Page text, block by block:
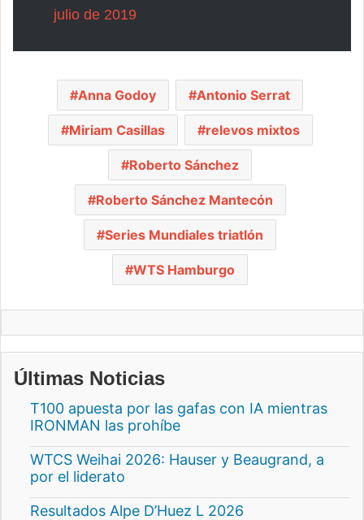
julio de 2019
Anna Godoy Antonio Serrat
Miriam Casillas relevos mixtos
Roberto Sánchez
Roberto Sánchez Mantecón
Series Mundiales triatlón
WTS Hamburgo
Últimas Noticias
T100 apuesta por las gafas con IA mientras
IRONMAN las prohíbe
WTCS Weihai 2026: Hauser y Beaugrand, a
por el liderato
Resultados Alpe D’Huez L 2026